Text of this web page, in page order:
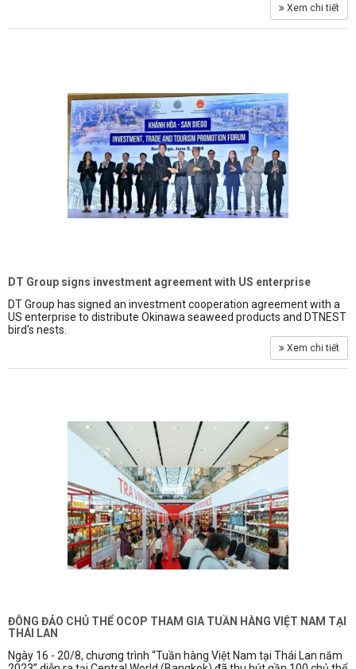
Xem chi tiết
DT Group signs investment agreement with US enterprise
DT Group has signed an investment cooperation agreement with a
US enterprise to distribute Okinawa seaweed products and DTNEST
bird's nests.
Xem chi tiết
ĐÔNG ĐẢO CHỦ THỂ OCOP THAM GIA TUẦN HÀNG VIỆT NAM TẠI
THÁI LAN
Ngày 16 - 20/8, chương trình “Tuần hàng Việt Nam tại Thái Lan năm